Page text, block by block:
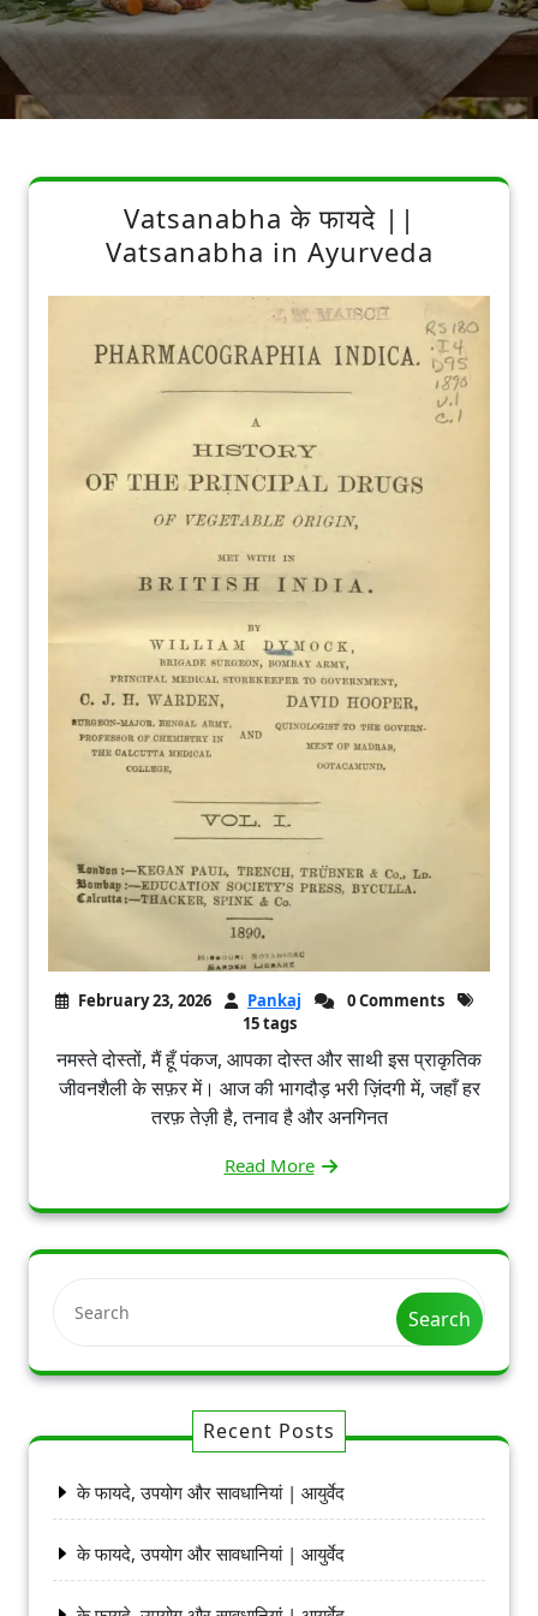
Vatsanabha के फायदे ||
Vatsanabha in Ayurveda
February 23, 2026 Pankaj
0 Comments
15 tags
नमस्ते दोस्तों, मैं हूँ पंकज, आपका दोस्त और साथी इस प्राकृतिक
जीवनशैली के सफ़र में। आज की भागदौड़ भरी ज़िंदगी में, जहाँ हर
तरफ़ तेज़ी है, तनाव है और अनगिनत
Read More
Search
Recent Posts
के फायदे, उपयोग और सावधानियां | आयुर्वेद
के फायदे, उपयोग और सावधानियां | आयुर्वेद